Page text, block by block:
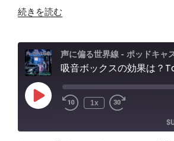
Pro
ュ
ー
フ
"Elgato
PRO
試
て
続きを読む
声に偏る世界線 - ポッドキャ
Play
Episode 1x